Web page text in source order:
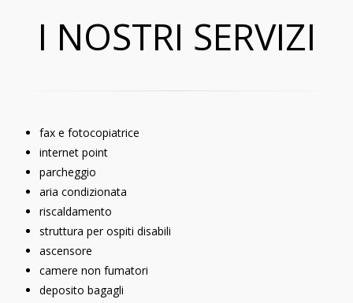
I NOSTRI SERVIZI
fax e fotocopiatrice
internet point
parcheggio
aria condizionata
riscaldamento
struttura per ospiti disabili
ascensore
camere non fumatori
deposito bagagli